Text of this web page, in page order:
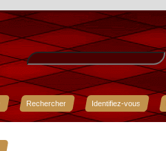
Rechercher Identifiez-vous